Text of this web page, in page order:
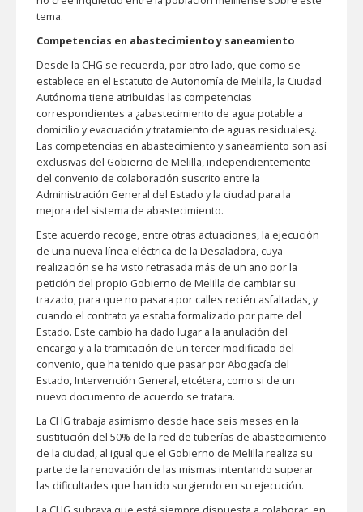
tema.
Competencias en abastecimiento y saneamiento
Desde la CHG se recuerda, por otro lado, que como se
establece en el Estatuto de Autonomía de Melilla, la Ciudad
Autónoma tiene atribuidas las competencias
correspondientes a ¿abastecimiento de agua potable a
domicilio y evacuación y tratamiento de aguas residuales¿.
Las competencias en abastecimiento y saneamiento son así
exclusivas del Gobierno de Melilla, independientemente
del convenio de colaboración suscrito entre la
Administración General del Estado y la ciudad para la
mejora del sistema de abastecimiento.
Este acuerdo recoge, entre otras actuaciones, la ejecución
de una nueva línea eléctrica de la Desaladora, cuya
realización se ha visto retrasada más de un año por la
petición del propio Gobierno de Melilla de cambiar su
trazado, para que no pasara por calles recién asfaltadas, y
cuando el contrato ya estaba formalizado por parte del
Estado. Este cambio ha dado lugar a la anulación del
encargo y a la tramitación de un tercer modificado del
convenio, que ha tenido que pasar por Abogacía del
Estado, Intervención General, etcétera, como si de un
nuevo documento de acuerdo se tratara.
La CHG trabaja asimismo desde hace seis meses en la
sustitución del 50% de la red de tuberías de abastecimiento
de la ciudad, al igual que el Gobierno de Melilla realiza su
parte de la renovación de las mismas intentando superar
las dificultades que han ido surgiendo en su ejecución.